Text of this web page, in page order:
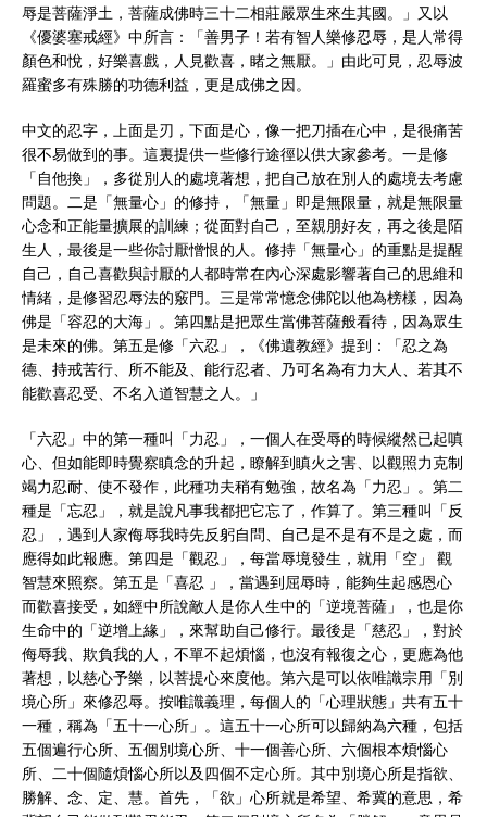
辱是菩薩淨土，菩薩成佛時三十二相莊嚴眾生來生其國。」又以
《優婆塞戒經》中所言：「善男子！若有智人樂修忍辱，是人常得
顏色和悅，好樂喜戲，人見歡喜，睹之無厭。」由此可見，忍辱波
羅蜜多有殊勝的功德利益，更是成佛之因。
中文的忍字，上面是刃，下面是心，像一把刀插在心中，是很痛苦
很不易做到的事。這裏提供一些修行途徑以供大家參考。一是修
「自他換」，多從別人的處境著想，把自己放在別人的處境去考慮
問題。二是「無量心」的修持，「無量」即是無限量，就是無限量
心念和正能量擴展的訓練；從面對自己，至親朋好友，再之後是陌
生人，最後是一些你討厭憎恨的人。修持「無量心」的重點是提醒
自己，自己喜歡與討厭的人都時常在內心深處影響著自己的思維和
情緒，是修習忍辱法的竅門。三是常常憶念佛陀以他為榜樣，因為
佛是「容忍的大海」。第四點是把眾生當佛菩薩般看待，因為眾生
是未來的佛。第五是修「六忍」，《佛遺教經》提到：「忍之為
德、持戒苦行、所不能及、能行忍者、乃可名為有力大人、若其不
能歡喜忍受、不名入道智慧之人。」
「六忍」中的第一種叫「力忍」，一個人在受辱的時候縱然已起嗔
心、但如能即時覺察瞋念的升起，瞭解到瞋火之害、以觀照力克制
竭力忍耐、使不發作，此種功夫稍有勉強，故名為「力忍」。第二
種是「忘忍」，就是說凡事我都把它忘了，作算了。第三種叫「反
忍」，遇到人家侮辱我時先反躬自問、自己是不是有不是之處，而
應得如此報應。第四是「觀忍」，每當辱境發生，就用「空」 觀
智慧來照察。第五是「喜忍 」，當遇到屈辱時，能夠生起感恩心
而歡喜接受，如經中所說敵人是你人生中的「逆境菩薩」，也是你
生命中的「逆增上緣」，來幫助自己修行。最後是「慈忍」，對於
侮辱我、欺負我的人，不單不起煩惱，也沒有報復之心，更應為他
著想，以慈心予樂，以菩提心來度他。第六是可以依唯識宗用「別
境心所」來修忍辱。按唯識義理，每個人的「心理狀態」共有五十
一種，稱為「五十一心所」。這五十一心所可以歸納為六種，包括
五個遍行心所、五個別境心所、十一個善心所、六個根本煩惱心
所、二十個隨煩惱心所以及四個不定心所。其中別境心所是指欲、
勝解、念、定、慧。首先，「欲」心所就是希望、希冀的意思，希